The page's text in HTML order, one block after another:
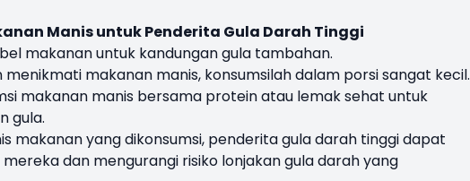
Manis untuk Penderita Gula Darah Tinggi
makanan untuk kandungan gula tambahan.
menikmati makanan manis, konsumsilah dalam porsi sangat kecil.
makanan manis bersama protein atau lemak sehat untuk
gula.
makanan yang dikonsumsi, penderita gula darah tinggi dapat
dan mengurangi risiko lonjakan gula darah yang